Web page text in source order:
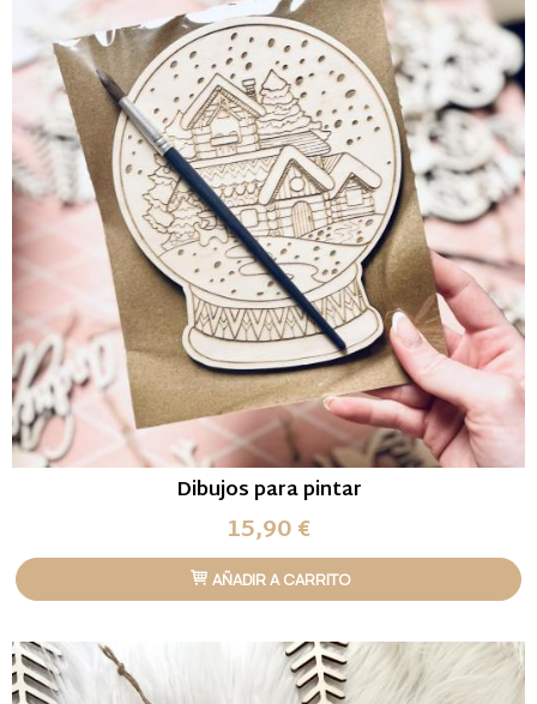
Dibujos para pintar
15,90 €
AÑADIR A CARRITO